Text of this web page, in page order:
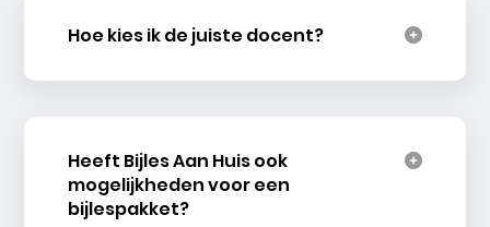
Hoe kies ik de juiste docent?
Heeft Bijles Aan Huis ook
mogelijkheden voor een
bijlespakket?